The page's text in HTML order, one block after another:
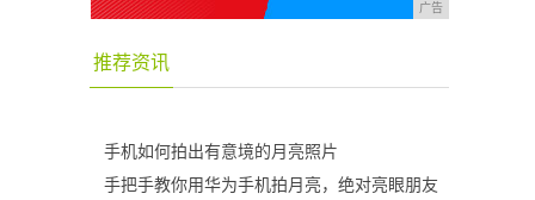
广告
推荐资讯
手机如何拍出有意境的月亮照片
手把手教你用华为手机拍月亮，绝对亮眼朋友